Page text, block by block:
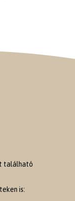
található
is: